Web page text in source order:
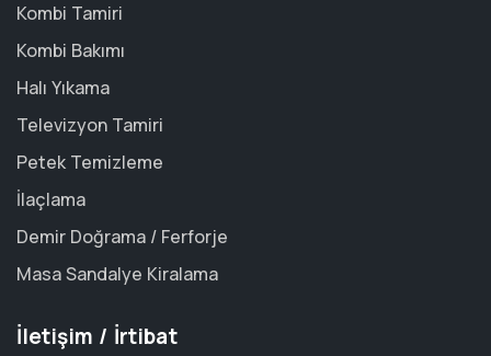
Kombi Tamiri
Kombi Bakımı
Halı Yıkama
Televizyon Tamiri
Petek Temizleme
İlaçlama
Demir Doğrama / Ferforje
Masa Sandalye Kiralama
İletişim / İrtibat